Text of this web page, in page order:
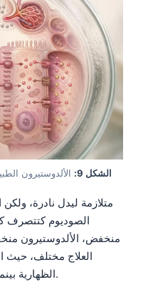
الشكل 9:
الألدوستيرون
متلازمة ليدل نادرة، ولكن
الصوديوم كتتصرف
منخفض، الألدوستيرون
العلاج مختلف، حيث
الظهارية بينما سبيرونولاكتون قد لا ينجح مزيان.